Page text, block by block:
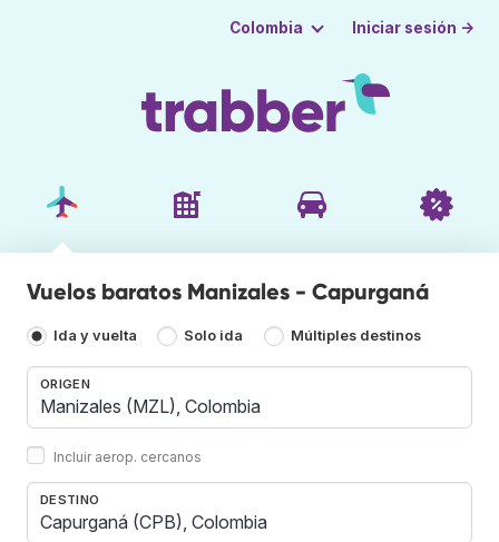
Colombia Iniciar sesión →
Vuelos baratos Manizales - Capurganá
Ida y vuelta Solo ida Múltiples destinos
ORIGEN
Incluir aerop. cercanos
DESTINO